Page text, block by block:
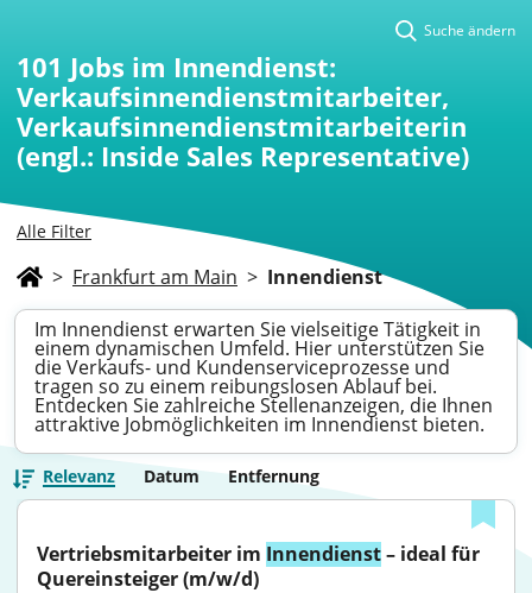
Alle Filter
Suche ändern
101 Jobs im Innendienst:
Verkaufsinnendienstmitarbeiter,
Verkaufsinnendienstmitarbeiterin
(engl.: Inside Sales Representative)
> Frankfurt am Main > Innendienst
Im Innendienst erwarten Sie vielseitige Tätigkeit in
einem dynamischen Umfeld. Hier unterstützen Sie
die Verkaufs- und Kundenserviceprozesse und
tragen so zu einem reibungslosen Ablauf bei.
Entdecken Sie zahlreiche Stellenanzeigen, die Ihnen
attraktive Jobmöglichkeiten im Innendienst bieten.
Relevanz Datum Entfernung
Vertriebsmitarbeiter im Innendienst – ideal für
Quereinsteiger (m/w/d)